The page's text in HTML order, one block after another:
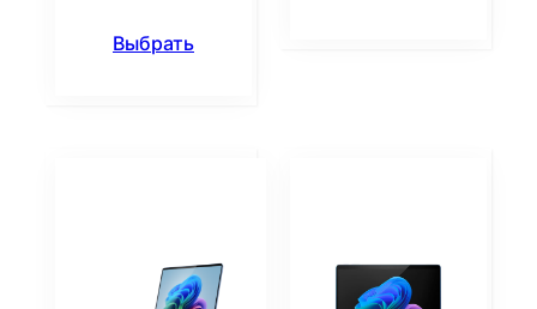
Выбрать